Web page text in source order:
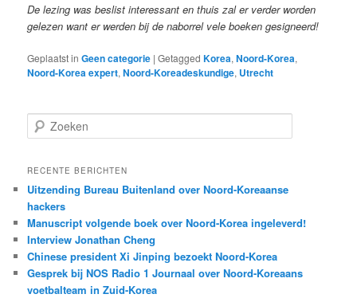
De lezing was beslist interessant en thuis zal er verder worden
gelezen want er werden bij de naborrel vele boeken gesigneerd!
Geplaatst in Geen categorie |Getagged Korea,Noord-Korea,
Noord-Korea expert,Noord-Koreadeskundige, Utrecht
o
k
n
RECENTE BERICHTEN
Uitzending Bureau Buitenland over Noord-Koreaanse
hackers
Manuscript volgende boek over Noord-Korea ingeleverd!
Interview Jonathan Cheng
Chinese president Xi Jinping bezoekt Noord-Korea
Gesprek bij NOS Radio 1 Journaal over Noord-Koreaans
voetbalteam in Zuid-Korea